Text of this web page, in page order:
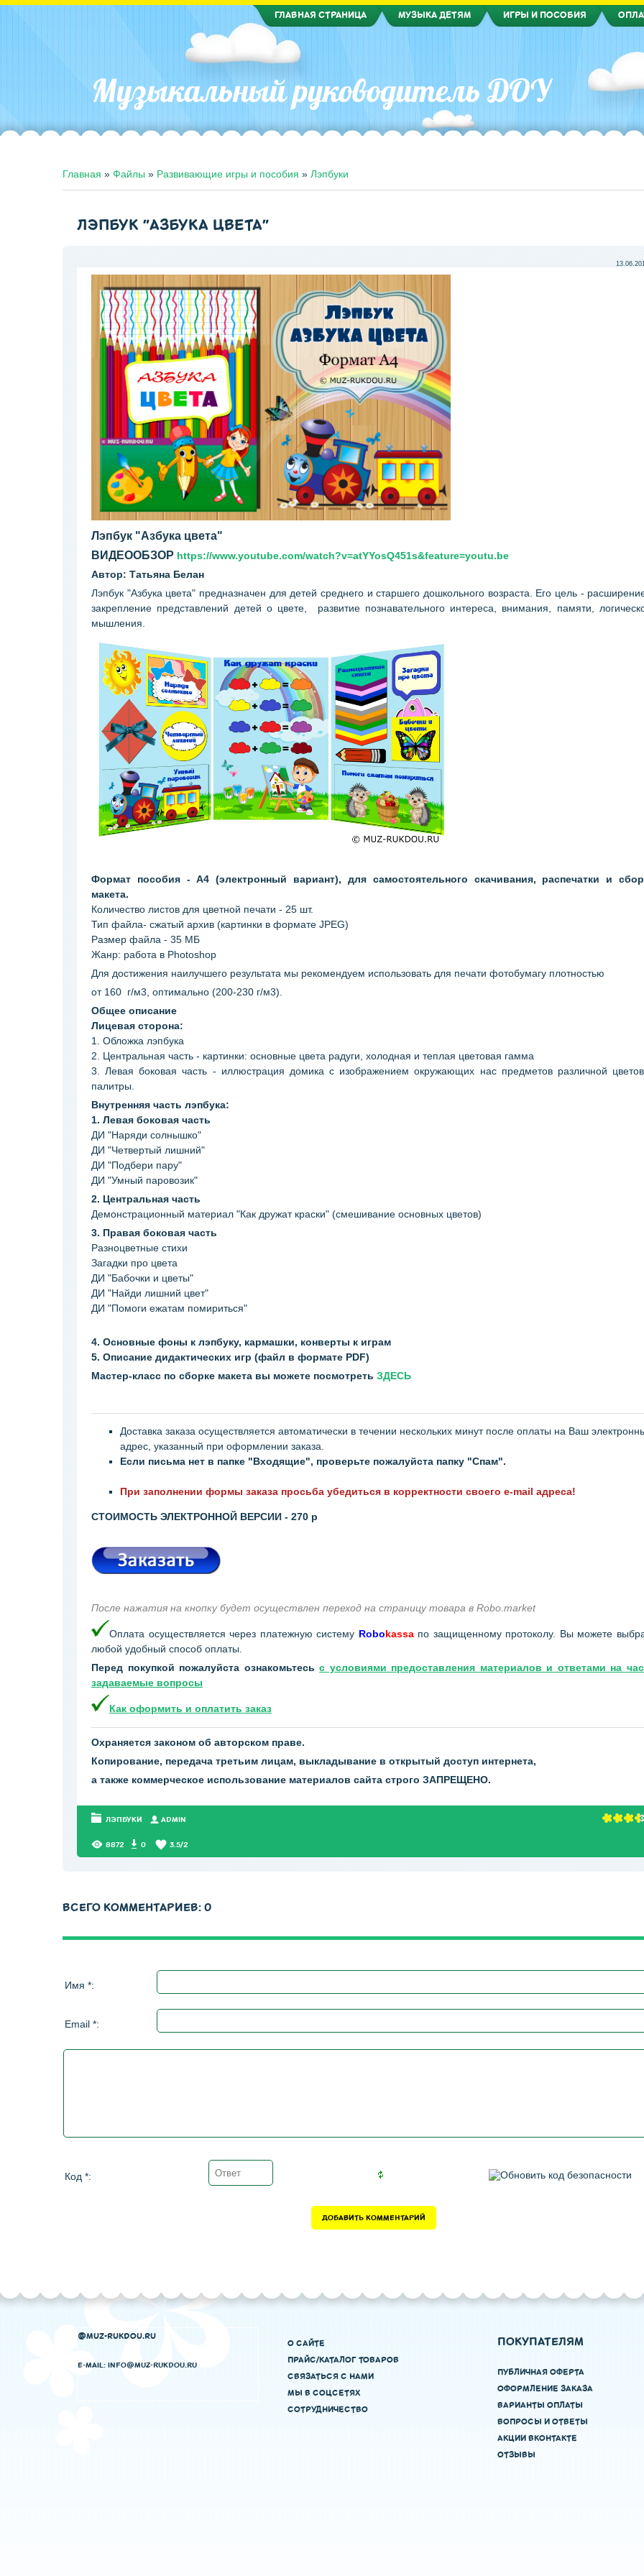
ГЛАВНАЯ СТРАНИЦА МУЗЫКА ДЕТЯМ ИГРЫ И ПОСОБИЯ
Музыкальный руководитель ДОУ
Главная » Файлы » Развивающие игры и пособия » Лэпбуки
ЛЭПБУК "АЗБУКА ЦВЕТА"
Лэпбук "Азбука цвета"
ВИДЕООБЗОР https://www.youtube.com/watch?v=atYYosQ451s&feature=youtu.be
Автор: Татьяна Белан
Лэпбук "Азбука цвета" предназначен для детей среднего и старшего дошкольного возраста. Его цель -
закрепление представлений детей о цвете, развитие познавательного интереса, внимания, памяти,
мышления.
Формат пособия - А4 (электронный вариант), для самостоятельного скачивания, распечатки и
макета.
Количество листов для цветной печати - 25 шт.
Тип файла- сжатый архив (картинки в формате JPEG)
Размер файла - 35 МБ
Жанр: работа в Photoshop
Для достижения наилучшего результата мы рекомендуем использовать для печати фотобумагу плотностью
от 160 г/м3, оптимально (200-230 г/м3).
Общее описание
Лицевая сторона:
1. Обложка лэпбука
2. Центральная часть - картинки: основные цвета радуги, холодная и теплая цветовая гамма
3. Левая боковая часть - иллюстрация домика с изображением окружающих нас предметов различной
палитры.
Внутренняя часть лэпбука:
1. Левая боковая часть
ДИ "Наряди солнышко"
ДИ "Четвертый лишний"
ДИ "Подбери пару"
ДИ "Умный паровозик"
2. Центральная часть
Демонстрационный материал "Как дружат краски" (смешивание основных цветов)
3. Правая боковая часть
Разноцветные стихи
Загадки про цвета
ДИ "Бабочки и цветы"
ДИ "Найди лишний цвет"
ДИ "Помоги ежатам помириться"
4. Основные фоны к лэпбуку, кармашки, конверты к играм
5. Описание дидактических игр (файл в формате PDF)
Мастер-класс по сборке макета вы можете посмотреть ЗДЕСЬ
Доставка заказа осуществляется автоматически в течении нескольких минут после оплаты на Ваш
адрес, указанный при оформлении заказа.
Если письма нет в папке "Входящие", проверьте пожалуйста папку "Спам".
При заполнении формы заказа просьба убедиться в корректности своего e-mail адреса!
СТОИМОСТЬ ЭЛЕКТРОННОЙ ВЕРСИИ - 270 р
После нажатия на кнопку будет осуществлен переход на страницу товара в Robo.market
Оплата осуществляется через платежную систему Robokassaпо защищенному протоколу. Вы можете
любой удобный способ оплаты.
Перед покупкой пожалуйста ознакомьтесьс условиями предоставления материалов и ответами на
задаваемые вопросы
Как оформить и оплатить заказ
Охраняется законом об авторском праве.
Копирование, передача третьим лицам, выкладывание в открытый доступ интернета,
а также коммерческое использование материалов сайта строго ЗАПРЕЩЕНО.
ЛЭПБУКИ АDMIN
8872 0 3.5/2
ВСЕГО КОММЕНТАРИЕВ: 0
Имя *:
Email *:
Код *:
@MUZ-RUKDOU.RU
E-MAIL: INFO@MUZ-RUKDOU.RU
О САЙТЕ
ПРАЙС/КАТАЛОГ ТОВАРОВ
СВЯЗАТЬСЯ С НАМИ
МЫ В СОЦСЕТЯХ
СОТРУДНИЧЕСТВО
ПОКУПАТЕЛЯМ
ПУБЛИЧНАЯ ОФЕРТА
ОФОРМЛЕНИЕ ЗАКАЗА
ВАРИАНТЫ ОПЛАТЫ
ВОПРОСЫ И ОТВЕТЫ
АКЦИИ ВКОНТАКТЕ
ОТЗЫВЫ